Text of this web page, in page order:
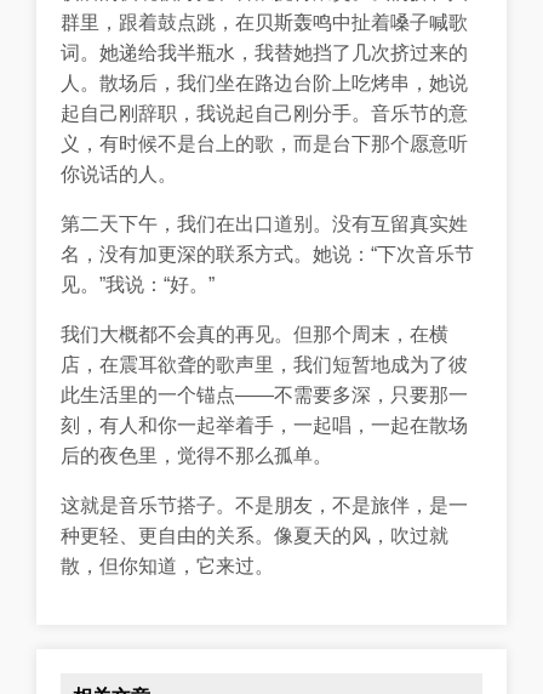
群里，跟着鼓点跳，在贝斯轰鸣中扯着嗓子喊歌
词。她递给我半瓶水，我替她挡了几次挤过来的
人。散场后，我们坐在路边台阶上吃烤串，她说
起自己刚辞职，我说起自己刚分手。音乐节的意
义，有时候不是台上的歌，而是台下那个愿意听
你说话的人。
第二天下午，我们在出口道别。没有互留真实姓
名，没有加更深的联系方式。她说：“下次音乐节
见。”我说：“好。”
我们大概都不会真的再见。但那个周末，在横
店，在震耳欲聋的歌声里，我们短暂地成为了彼
此生活里的一个锚点——不需要多深，只要那一
刻，有人和你一起举着手，一起唱，一起在散场
后的夜色里，觉得不那么孤单。
这就是音乐节搭子。不是朋友，不是旅伴，是一
种更轻、更自由的关系。像夏天的风，吹过就
散，但你知道，它来过。